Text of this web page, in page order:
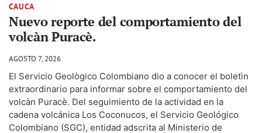
CAUCA
Nuevo reporte del comportamiento del
volcàn Puracè.
AGOSTO 7, 2026
El Servicio Geològico Colombiano dio a conocer el boletìn
extraordinario para informar sobre el comportamiento del
volcàn Puracè. Del seguimiento de la actividad en la
cadena volcánica Los Coconucos, el Servicio Geológico
Colombiano (SGC), entidad adscrita al Ministerio de